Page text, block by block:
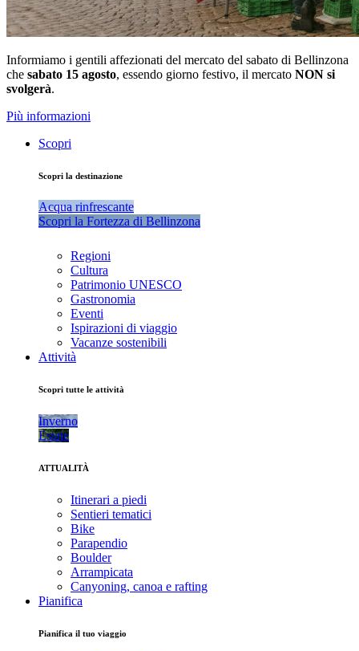
Informiamo i gentili affezionati del mercato del sabato di Bellinzona
che sabato 15 agosto, essendo giorno festivo, il mercato NON si
svolgerà.
Più informazioni
Scopri
Scopri la destinazione
Acqua rinfrescante
Scopri la Fortezza di Bellinzona
Regioni
Cultura
Patrimonio UNESCO
Gastronomia
Eventi
Ispirazioni di viaggio
Vacanze sostenibili
Attività
Scopri tutte le attività
Inverno
Estate
ATTUALITÀ
Itinerari a piedi
Sentieri tematici
Bike
Parapendio
Boulder
Arrampicata
Canyoning, canoa e rafting
Pianifica
Pianifica il tuo viaggio